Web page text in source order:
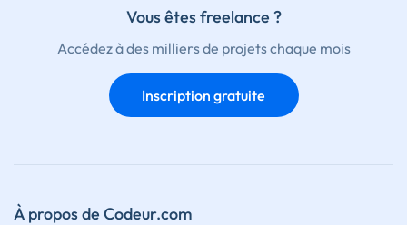
Vous êtes freelance ?
Accédez à des milliers de projets chaque mois
Inscription gratuite
À propos de Codeur.com